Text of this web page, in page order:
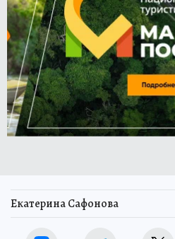
Екатерина Сафонова